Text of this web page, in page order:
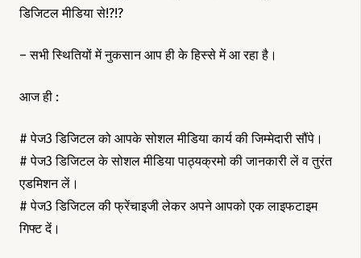
डिजिटल मीडिया से!?!?
– सभी स्थितियों में नुकसान आप ही के हिस्से में आ रहा है।
आज ही :
# पेज3 डिजिटल को आपके सोशल मीडिया कार्य की जिम्मेदारी सौंपे।
# पेज3 डिजिटल के सोशल मीडिया पाठ्यक्रमो की जानकारी लें व तुरंत
एडमिशन लें।
# पेज3 डिजिटल की फ्रेंचाइजी लेकर अपने आपको एक लाइफटाइम
गिफ्ट दें।